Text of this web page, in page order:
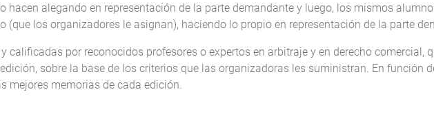
hacen alegando en representación de la parte demandante y luego, los mismos
(que los organizadores le asignan), haciendo lo propio en representación de la parte
calificadas por reconocidos profesores o expertos en arbitraje y en derecho comercial,
sobre la base de los criterios que las organizadoras les suministran. En función
mejores memorias de cada edición.